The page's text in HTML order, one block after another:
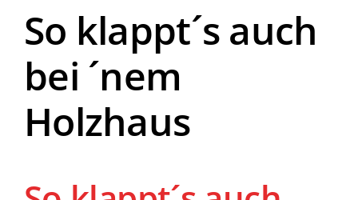
So klappt´s auch
bei ´nem
Holzhaus